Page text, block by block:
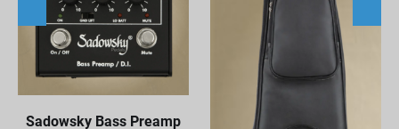
Sadowsky Bass Preamp